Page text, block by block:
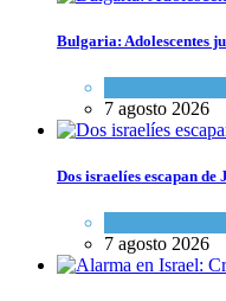
Bulgaria: Adolescentes
7 agosto 2026
Dos israelíes escapan
7 agosto 2026